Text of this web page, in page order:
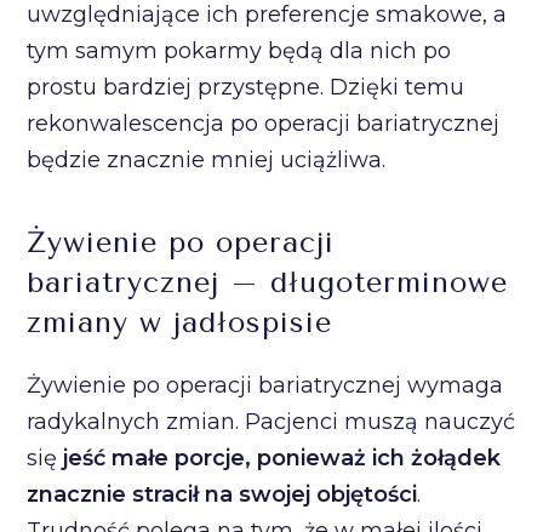
uwzględniające ich preferencje smakowe, a
tym samym pokarmy będą dla nich po
prostu bardziej przystępne. Dzięki temu
rekonwalescencja po operacji bariatrycznej
będzie znacznie mniej uciążliwa.
Żywienie po operacji
bariatrycznej – długoterminowe
zmiany w jadłospisie
Żywienie po operacji bariatrycznej wymaga
radykalnych zmian. Pacjenci muszą nauczyć
się jeść małe porcje, ponieważ ich żołądek
znacznie stracił na swojej objętości.